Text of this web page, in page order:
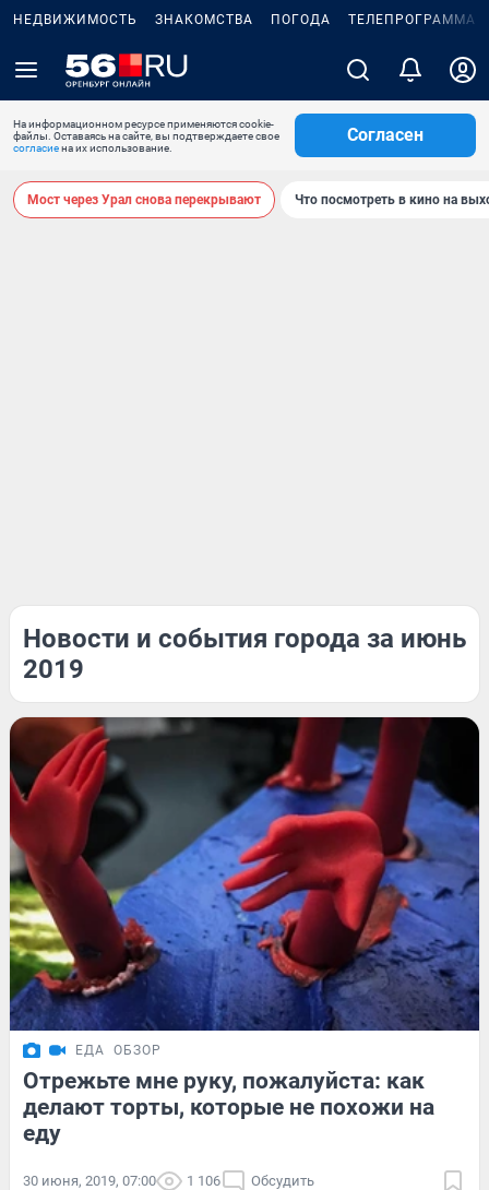
НЕДВИЖИМОСТЬ ЗНАКОМСТВА ПОГОДА ТЕЛЕПРОГРАММА
На информационном ресурсе применяются cookie-
файлы. Оставаясь на сайте, вы подтверждаете свое
согласиена их использование.
Согласен
Мост через Урал снова перекрывают Что посмотреть в кино на
Новости и события города за июнь
2019
ЕДА ОБЗОР
Отрежьте мне руку, пожалуйста: как
делают торты, которые не похожи на
еду
30 июня, 2019, 07:00 1 106 Обсудить